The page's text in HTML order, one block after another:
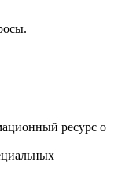
ресурс о